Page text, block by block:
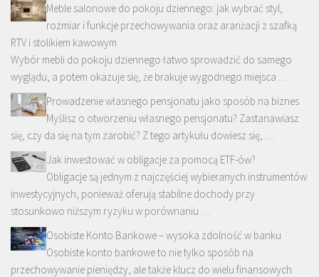
Meble salonowe do pokoju dziennego: jak wybrać styl,
rozmiar i funkcje przechowywania oraz aranżacji z szafką
RTV i stolikiem kawowym
Wybór mebli do pokoju dziennego łatwo sprowadzić do samego
wyglądu, a potem okazuje się, że brakuje wygodnego miejsca …
Prowadzenie własnego pensjonatu jako sposób na biznes
Myślisz o otworzeniu własnego pensjonatu? Zastanawiasz
się, czy da się na tym zarobić? Z tego artykułu dowiesz się, …
Jak inwestować w obligacje za pomocą ETF-ów?
Obligacje są jednym z najczęściej wybieranych instrumentów
inwestycyjnych, ponieważ oferują stabilne dochody przy
stosunkowo niższym ryzyku w porównaniu …
Osobiste Konto Bankowe – wysoka zdolność w banku
Osobiste konto bankowe to nie tylko sposób na
przechowywanie pieniędzy, ale także klucz do wielu finansowych